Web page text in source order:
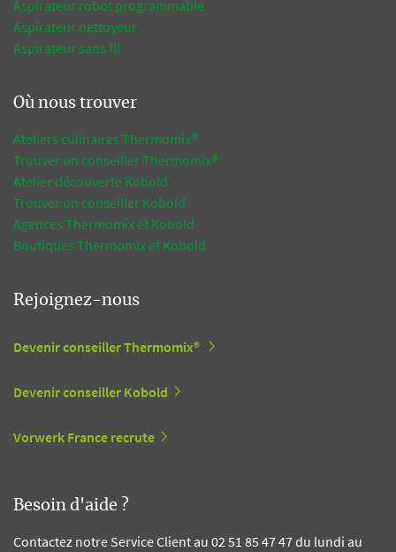
Aspirateur robot programmable
Aspirateur nettoyeur
Aspirateur sans fil
Où nous trouver
Ateliers culinaires Thermomix®
Trouver un conseiller Thermomix®
Atelier découverte Kobold
Trouver un conseiller Kobold
Agences Thermomix et Kobold
Boutiques Thermomix et Kobold
Rejoignez-nous
Devenir conseiller Thermomix®
Devenir conseiller Kobold
Vorwerk France recrute
Besoin d'aide ?
Contactez notre Service Client au 02 51 85 47 47 du lundi au